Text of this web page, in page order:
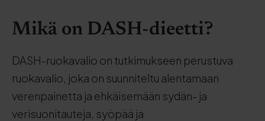
Mikä on DASH-dieetti?
DASH-ruokavalio on tutkimukseen perustuva
ruokavalio, joka on suunniteltu alentamaan
verenpainetta ja ehkäisemään sydän- ja
verisuonitauteja, syöpää ja